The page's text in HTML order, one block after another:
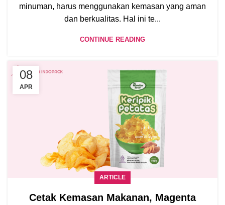
minuman, harus menggunakan kemasan yang aman
dan berkualitas. Hal ini te...
CONTINUE READING
08
APR
ARTICLE
Cetak Kemasan Makanan, Magenta